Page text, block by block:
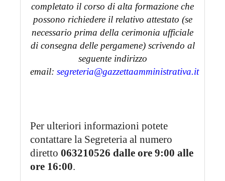
completato il corso di alta formazione che
possono richiedere il relativo attestato (se
necessario prima della cerimonia ufficiale
di consegna delle pergamene) scrivendo al
seguente indirizzo
email: segreteria@gazzettaamministrativa.it
Per ulteriori informazioni potete
contattare la Segreteria al numero
diretto 063210526 dalle ore 9:00 alle
ore 16:00.